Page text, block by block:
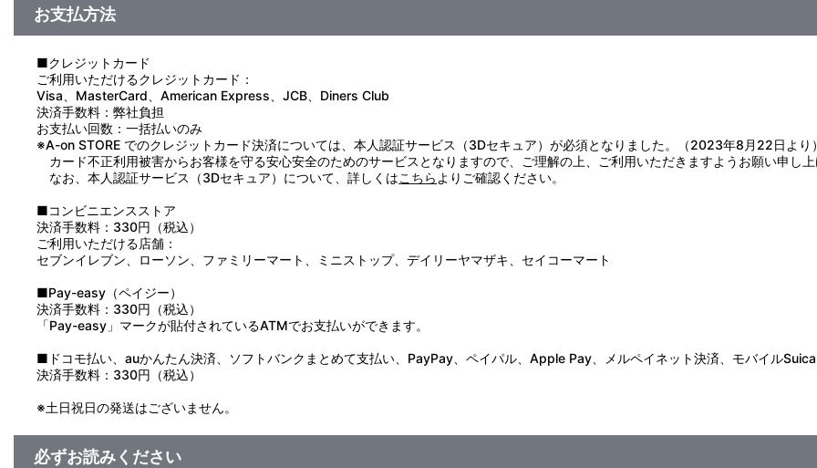
●破損やケガの原因となりますので、無理に引っぱったり、振り回したりしないでください。
●直射日光や紫外線が長期間あたる場所では変色や劣化のおそれがありますのでご注意ください。
●洗濯はできません。汚れた場合は、水または薄めた中性洗剤を含ませた布などでやさしく汚れを拭き取ってください。
●繊維製品の為、サイズ・重量・形状などに、若干の個体差があります。予めご了承ください。
お支払方法
■クレジットカード
ご利用いただけるクレジットカード：
Visa、MasterCard、American Express、JCB、Diners Club
決済手数料：弊社負担
お支払い回数：一括払いのみ
※A-on STORE でのクレジットカード決済については、本人認証サービス（3Dセキュア）が必須となりました。（2023年8月22日より）
カード不正利用被害からお客様を守る安心安全のためのサービスとなりますので、ご理解の上、ご利用いただきますようお願い申し上
なお、本人認証サービス（3Dセキュア）について、詳しくはこちらよりご確認ください。
■コンビニエンスストア
決済手数料：330円（税込）
ご利用いただける店舗：
セブンイレブン、ローソン、ファミリーマート、ミニストップ、デイリーヤマザキ、セイコーマート
■Pay-easy（ペイジー）
決済手数料：330円（税込）
「Pay-easy」マークが貼付されているATMでお支払いができます。
■ドコモ払い、auかんたん決済、ソフトバンクまとめて支払い、PayPay、ペイパル、Apple Pay、メルペイネット決済、モバイルSuica
決済手数料：330円（税込）
※土日祝日の発送はございません。
必ずお読みください